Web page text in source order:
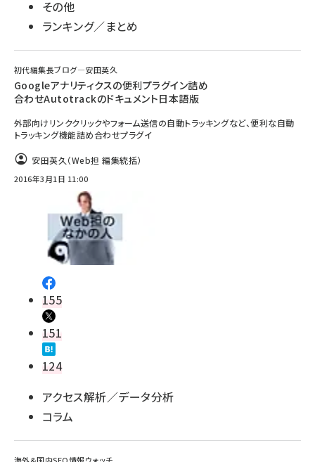
その他
ランキング／まとめ
初代編集長ブログ―安田英久
Googleアナリティクスの便利プラグイン詰め
合わせAutotrackのドキュメント日本語版
外部向けリンククリックやフォーム送信の自動トラッキングなど、便利な自動
トラッキング機能詰め合わせプラグイ
安田英久（Web担 編集統括）
2016年3月1日 11:00
155
151
124
アクセス解析／データ分析
コラム